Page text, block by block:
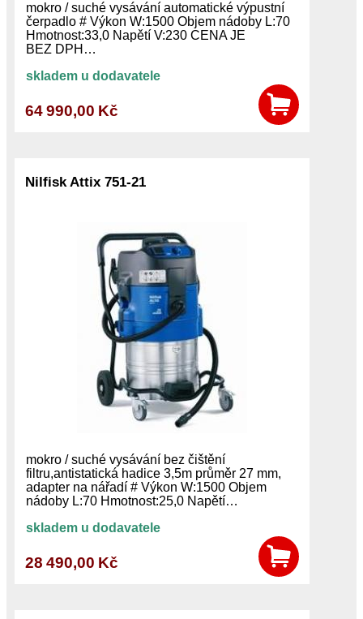
mokro / suché vysávání automatické výpustní
čerpadlo # Výkon W:1500 Objem nádoby L:70
Hmotnost:33,0 Napětí V:230 CENA JE
BEZ DPH…
skladem u dodavatele
64 990,00 Kč
Nilfisk Attix 751-21
mokro / suché vysávání bez čištění
filtru,antistatická hadice 3,5m průměr 27 mm,
adapter na nářadí # Výkon W:1500 Objem
nádoby L:70 Hmotnost:25,0 Napětí…
skladem u dodavatele
28 490,00 Kč